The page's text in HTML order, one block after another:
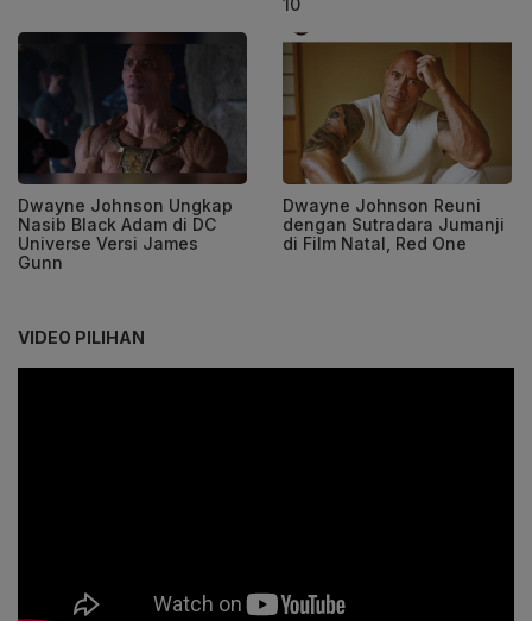
Dwayne Johnson Ungkap
Nasib Black Adam di DC
Universe Versi James
Gunn
Dwayne Johnson Reuni
dengan Sutradara Jumanji
di Film Natal, Red One
VIDEO PILIHAN